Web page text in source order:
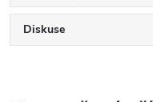
Diskuse